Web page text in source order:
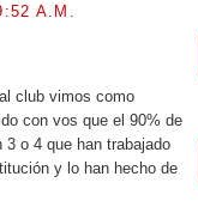
A.M.
club vimos como
con vos que el 90% de
3 o 4 que han trabajado
y lo han hecho de